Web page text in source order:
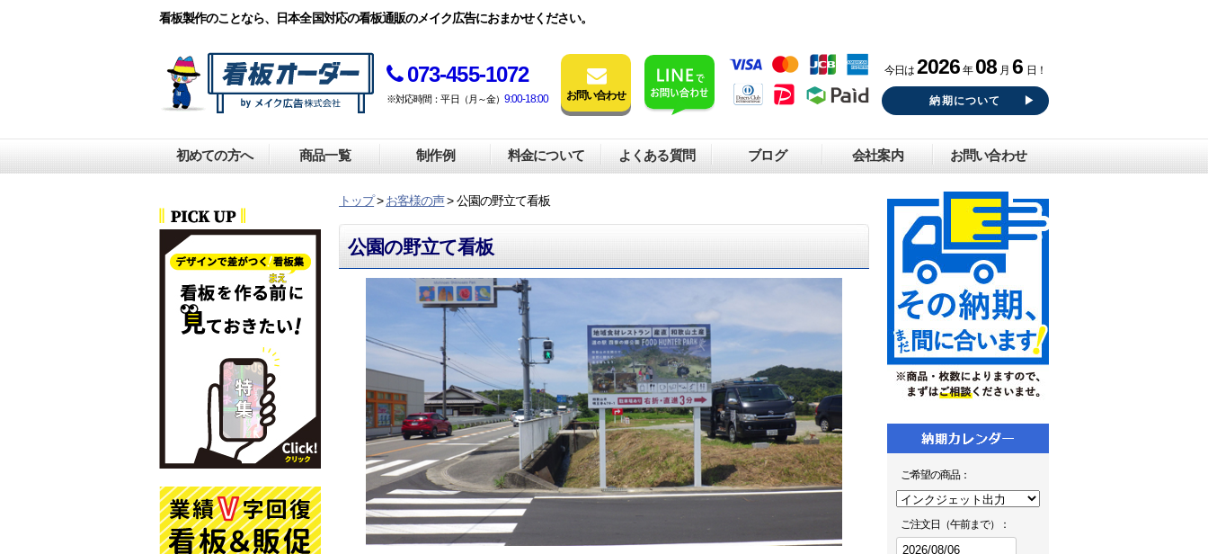
看板製作のことなら、日本全国対応の看板通販のメイク広告におまかせください。
073-455-1072
※対応時間：平日（月～金） 9:00-18:00 お問い合わせ
今日は 2026 年 08 月 6 日！
納期について
初めての方へ 商品一覧 制作例 料金について よくある質問 ブログ 会社案内 お問い合わせ
トップ>お客様の声>公園の野立て看板
公園の野立て看板
ご希望の商品：
ご注文日（午前まで）：